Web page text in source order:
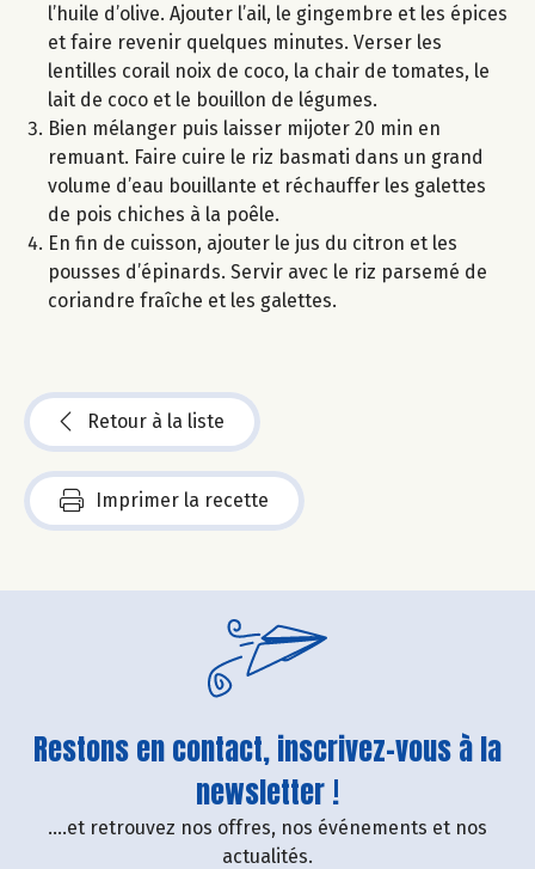
l’huile d’olive. Ajouter l’ail, le gingembre et les épices
et faire revenir quelques minutes. Verser les
lentilles corail noix de coco, la chair de tomates, le
lait de coco et le bouillon de légumes.
Bien mélanger puis laisser mijoter 20 min en
remuant. Faire cuire le riz basmati dans un grand
volume d’eau bouillante et réchauffer les galettes
de pois chiches à la poêle.
En fin de cuisson, ajouter le jus du citron et les
pousses d’épinards. Servir avec le riz parsemé de
coriandre fraîche et les galettes.
Retour à la liste
Imprimer la recette
Restons en contact, inscrivez-vous à la
newsletter !
....et retrouvez nos offres, nos événements et nos
actualités.